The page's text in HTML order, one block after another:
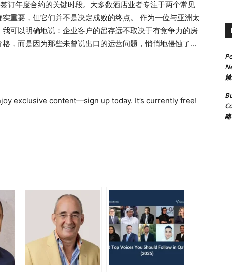
订年度合约的关键时段。大多数酒店业者专注于两个常见
重要，但它们并不是决定成败的终点。 作为一位与亚洲太
可以明确地说：企业客户的留存远不取决于有竞争力的房
，而是因为那些未曾说出口的运营问题，悄悄地侵蚀了客
留存的关键
超越房价：企
有以下明确职责： ● 保障员工在出差期间的安全、舒适与
次的问题： ● 我们的员工是否在深夜入住时感到安全？●
清洁、电梯故障、早餐时间不固定或夜班员工不积极——
多年经验让我总结出，企业客户在评估酒店时，关注点远
水压都无法被接受。● 前台服务不一致：企业客人往往在
态度冷淡，会立即留下负面印象。● 餐饮服务不稳定：早
发内部不满情绪。● 缺乏专属对接人：若没有指定的总经
会被视为缺乏承诺或响应慢。● 可见的维护下滑：企业客
说，他们也会注意到酒店是否在走下坡路。 这些警告信号
被频繁讨论，最终影响续约决定。很多酒店团队直到下一
exclusive content—sign up today. It’s currently free!